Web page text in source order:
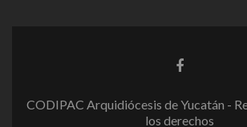
CODIPAC Arquidiócesis de Yucatán -
los derechos